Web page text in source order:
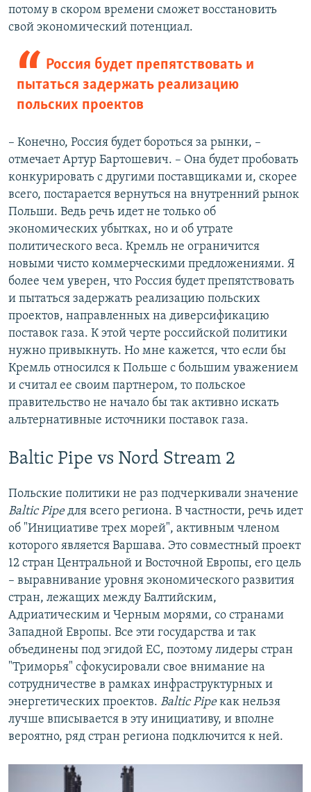
потому в скором времени сможет восстановить
свой экономический потенциал.
Россия будет препятствовать и
пытаться задержать реализацию
польских проектов
– Конечно, Россия будет бороться за рынки, –
отмечает Артур Бартошевич. – Она будет пробовать
конкурировать с другими поставщиками и, скорее
всего, постарается вернуться на внутренний рынок
Польши. Ведь речь идет не только об
экономических убытках, но и об утрате
политического веса. Кремль не ограничится
новыми чисто коммерческими предложениями. Я
более чем уверен, что Россия будет препятствовать
и пытаться задержать реализацию польских
проектов, направленных на диверсификацию
поставок газа. К этой черте российской политики
нужно привыкнуть. Но мне кажется, что если бы
Кремль относился к Польше с большим уважением
и считал ее своим партнером, то польское
правительство не начало бы так активно искать
альтернативные источники поставок газа.
Baltic Pipe vs Nord Stream 2
Польские политики не раз подчеркивали значение
Baltic Pipeдля всего региона. В частности, речь идет
об "Инициативе трех морей", активным членом
которого является Варшава. Это совместный проект
12 стран Центральной и Восточной Европы, его цель
– выравнивание уровня экономического развития
стран, лежащих между Балтийским,
Адриатическим и Черным морями, со странами
Западной Европы. Все эти государства и так
объединены под эгидой ЕС, поэтому лидеры стран
"Триморья" сфокусировали свое внимание на
сотрудничестве в рамках инфраструктурных и
энергетических проектов. Baltic Pipeкак нельзя
лучше вписывается в эту инициативу, и вполне
вероятно, ряд стран региона подключится к ней.